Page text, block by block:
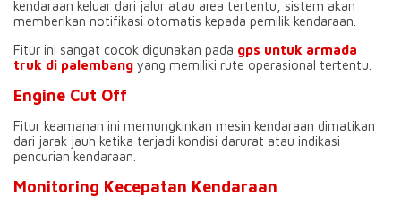
kendaraan keluar dari jalur atau area tertentu, sistem akan
memberikan notifikasi otomatis kepada pemilik kendaraan.
Fitur ini sangat cocok digunakan pada gps untuk armada
truk di palembang yang memiliki rute operasional tertentu.
Engine Cut Off
Fitur keamanan ini memungkinkan mesin kendaraan dimatikan
dari jarak jauh ketika terjadi kondisi darurat atau indikasi
pencurian kendaraan.
Monitoring Kecepatan Kendaraan